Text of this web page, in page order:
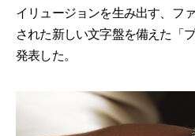
イリュージョンを生み出す、フ
された新しい文字盤を備えた「
発表した。